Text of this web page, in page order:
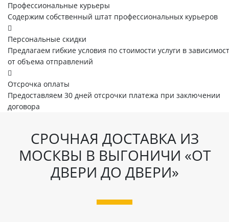
Профессиональные курьеры
Содержим собственный штат профессиональных курьеров
Персональные скидки
Предлагаем гибкие условия по стоимости услуги в
от объема отправлений
Отсрочка оплаты
Предоставляем 30 дней отсрочки платежа при заключении
договора
СРОЧНАЯ ДОСТАВКА ИЗ
МОСКВЫ В ВЫГОНИЧИ «ОТ
ДВЕРИ ДО ДВЕРИ»